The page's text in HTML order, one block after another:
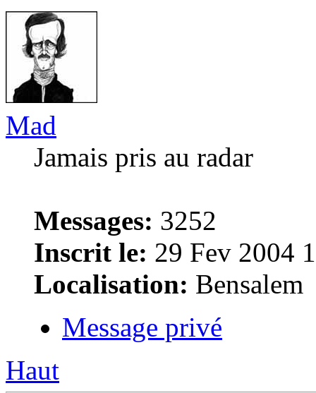
Mad
Jamais pris au radar
Messages: 3252
Inscrit le: 29 Fev 2004
Localisation: Bensalem
Message privé
Haut